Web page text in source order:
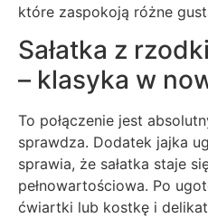
które zaspokoją różne
Sałatka z
– klasyka w
To połączenie jest
sprawdza. Dodatek jajka
sprawia, że sałatka staje
pełnowartościowa. Po
ćwiartki lub kostkę i